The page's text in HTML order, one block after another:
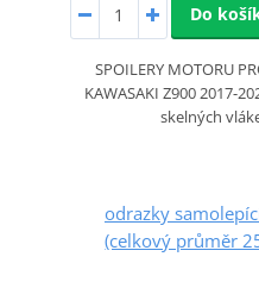
Do
SPOILERY MOTORU
KAWASAKI Z900 2017-
skelných
odrazky
(celkový průměr